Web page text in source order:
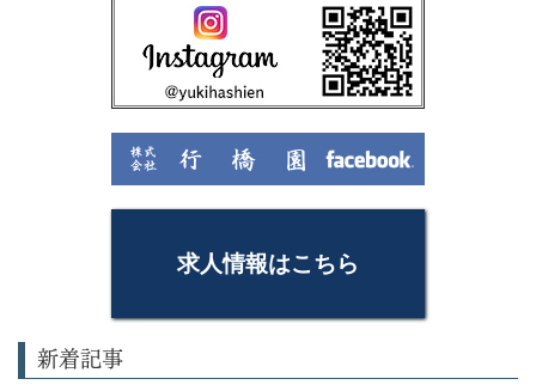
求人情報はこちら
新着記事